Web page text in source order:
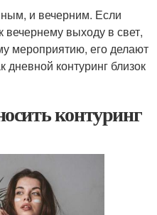
и вечерним. Если
вечернему выходу в свет,
мероприятию, его делают
контуринг близок
контуринг